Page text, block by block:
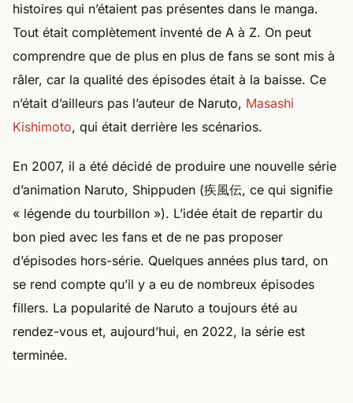
histoires qui n’étaient pas présentes dans le manga.
Tout était complètement inventé de A à Z. On peut
comprendre que de plus en plus de fans se sont mis à
râler, car la qualité des épisodes était à la baisse. Ce
n’était d’ailleurs pas l’auteur de Naruto, Masashi
Kishimoto, qui était derrière les scénarios.
En 2007, il a été décidé de produire une nouvelle série
d’animation Naruto, Shippuden (疾風伝, ce qui signifie
« légende du tourbillon »). L’idée était de repartir du
bon pied avec les fans et de ne pas proposer
d’épisodes hors-série. Quelques années plus tard, on
se rend compte qu’il y a eu de nombreux épisodes
fillers. La popularité de Naruto a toujours été au
rendez-vous et, aujourd’hui, en 2022, la série est
terminée.